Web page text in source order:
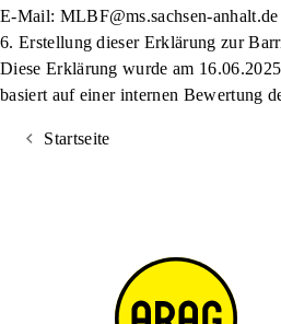
E-​Mail: MLBF@ms.sachsen-​anhalt.de
6. Erstellung dieser Erklärung zur
Diese Erklärung wurde am
basiert auf einer internen Bewertung
Startseite